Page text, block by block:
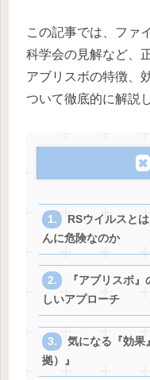
この記事では、ファ
科学会の見解など、
アブリスボの特徴、
ついて徹底的に解説
RSウイルスと
んに危険なのか
『アブリスボ
しいアプローチ
気になる『効果
拠）』